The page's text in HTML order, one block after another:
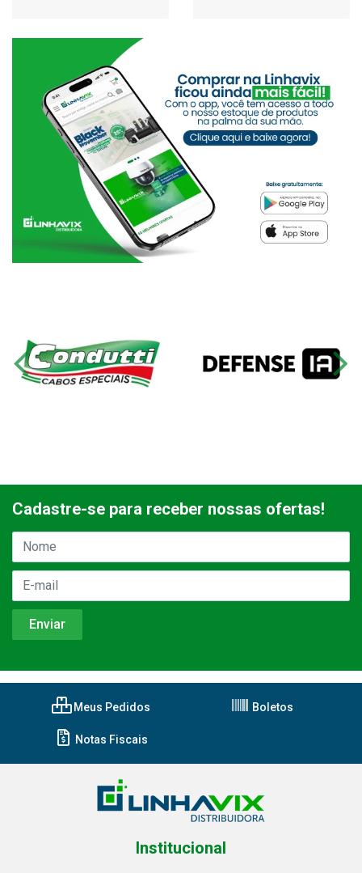
Cadastre-se para receber nossas ofertas!
Meus Pedidos Boletos
Notas Fiscais
Institucional